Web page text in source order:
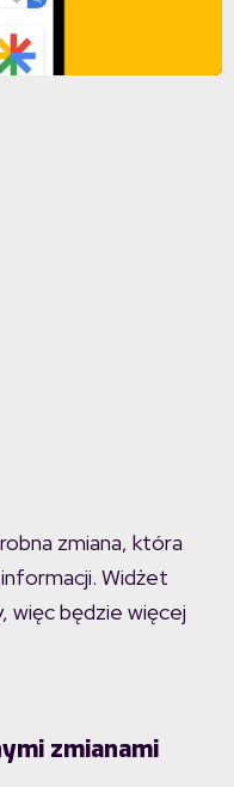
zmiana, która
Widżet
więc będzie więcej
zmianami